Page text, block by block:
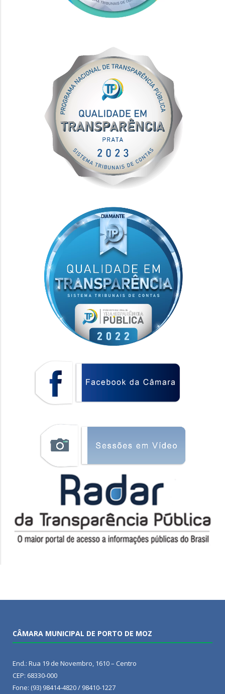
CÂMARA MUNICIPAL DE PORTO DE MOZ
End.: Rua 19 de Novembro, 1610 – Centro
CEP: 68330-000
Fone: (93) 98414-4820 / 98410-1227